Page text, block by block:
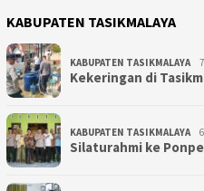
KABUPATEN TASIKMALAYA
KABUPATEN TASIKMALAYA
Kekeringan di
KABUPATEN TASIKMALAYA
Silaturahmi ke